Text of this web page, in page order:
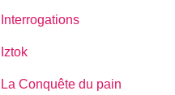
Interrogations
Iztok
La Conquête du pain